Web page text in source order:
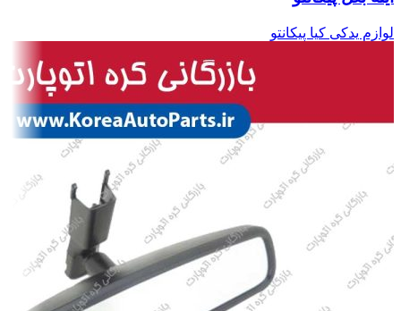
لوازم یدکی کیا پیکانتو